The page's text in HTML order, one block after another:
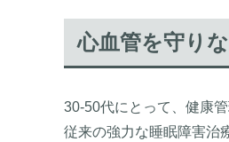
心血管を守り
30-50代にとって、健康
従来の強力な睡眠障害治